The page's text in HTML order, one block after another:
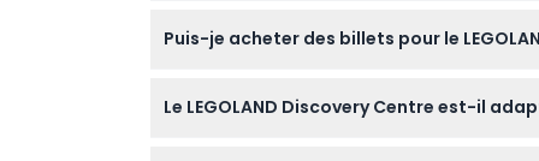
avec une dernière entrée à 18h00 (sous
Puis-je acheter des billets pour le
Le LEGOLAND Discovery Centre est-il